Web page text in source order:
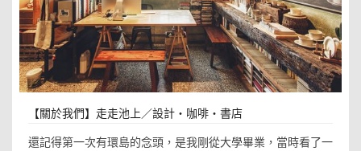
【關於我們】走走池上／設計・咖啡・書店
還記得第一次有環島的念頭，是我剛從大學畢業，當時看了一